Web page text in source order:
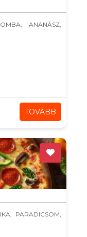
ANANÁSZ,
TOVÁBB
PARADICSOM,